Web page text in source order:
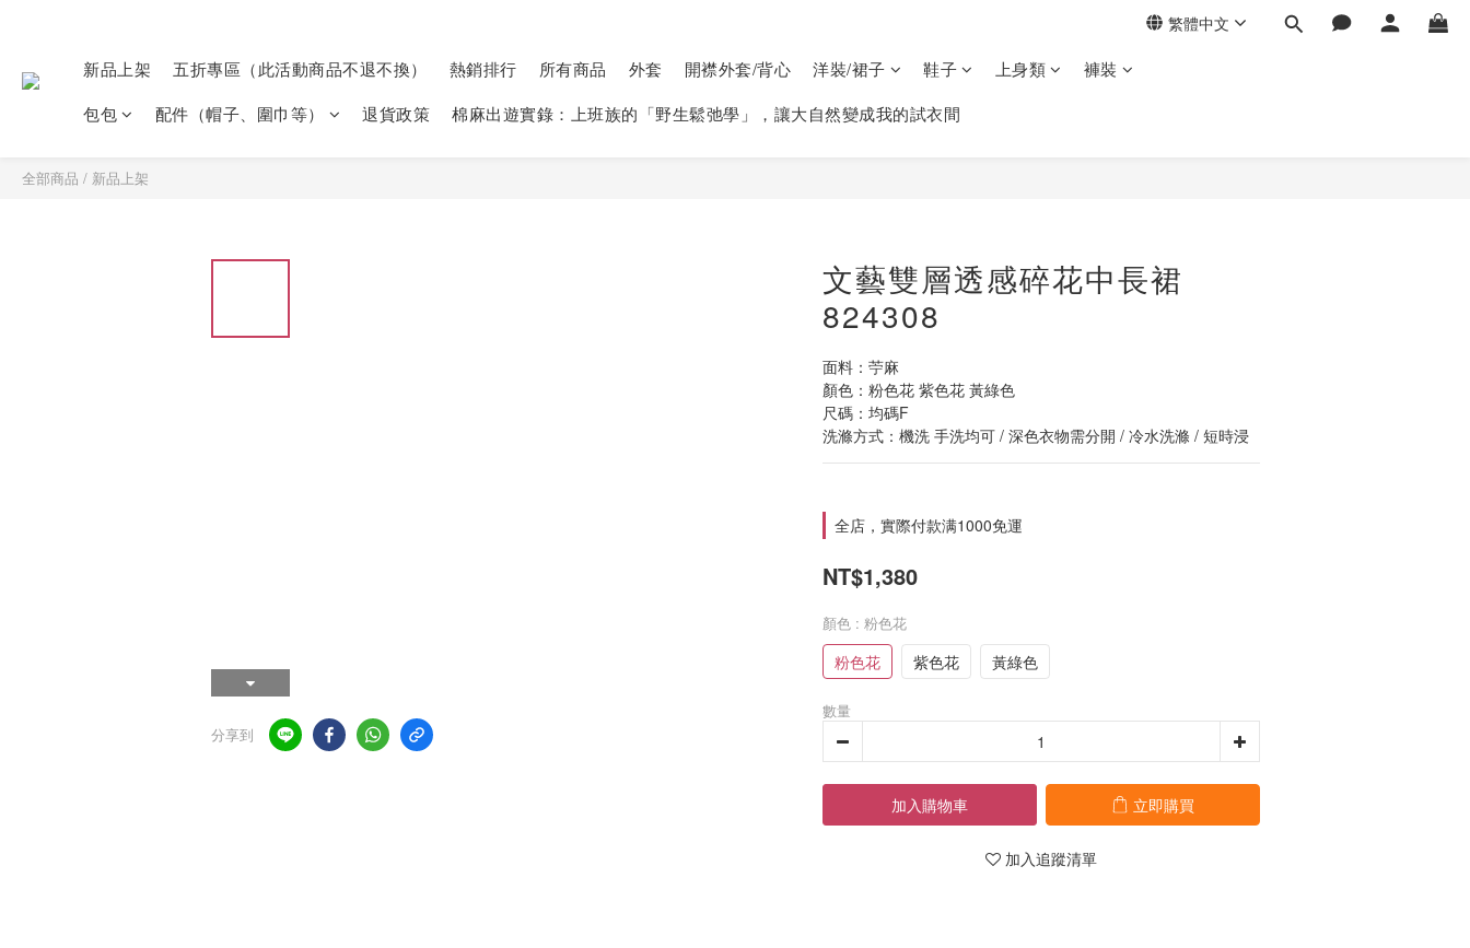
繁體中文
新品上架 五折專區（此活動商品不退不換） 熱銷排行 所有商品 外套 開襟外套/背心 洋裝/裙子 鞋子 上身類
褲裝
包包
配件（帽子、圍巾等） 退貨政策 棉麻出遊實錄：上班族的「野生鬆弛學」，讓大自然變成我的試衣間
全部商品 / 新品上架
分享到
文藝雙層透感碎花中長裙
824308
面料：苧麻
顏色：粉色花 紫色花 黃綠色
尺碼：均碼F
洗滌方式：機洗 手洗均可 / 深色衣物需分開 / 冷水洗滌 / 短時浸
全店，實際付款满1000免運
NT$1,380
顏色 : 粉色花
粉色花 紫色花 黃綠色
數量
加入購物車 立即購買
加入追蹤清單